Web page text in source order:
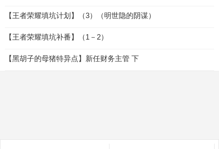
【王者荣耀填坑计划】（3）（明世隐的阴谋）
【王者荣耀填坑补番】（1－2）
【黑胡子的母猪特异点】新任财务主管 下